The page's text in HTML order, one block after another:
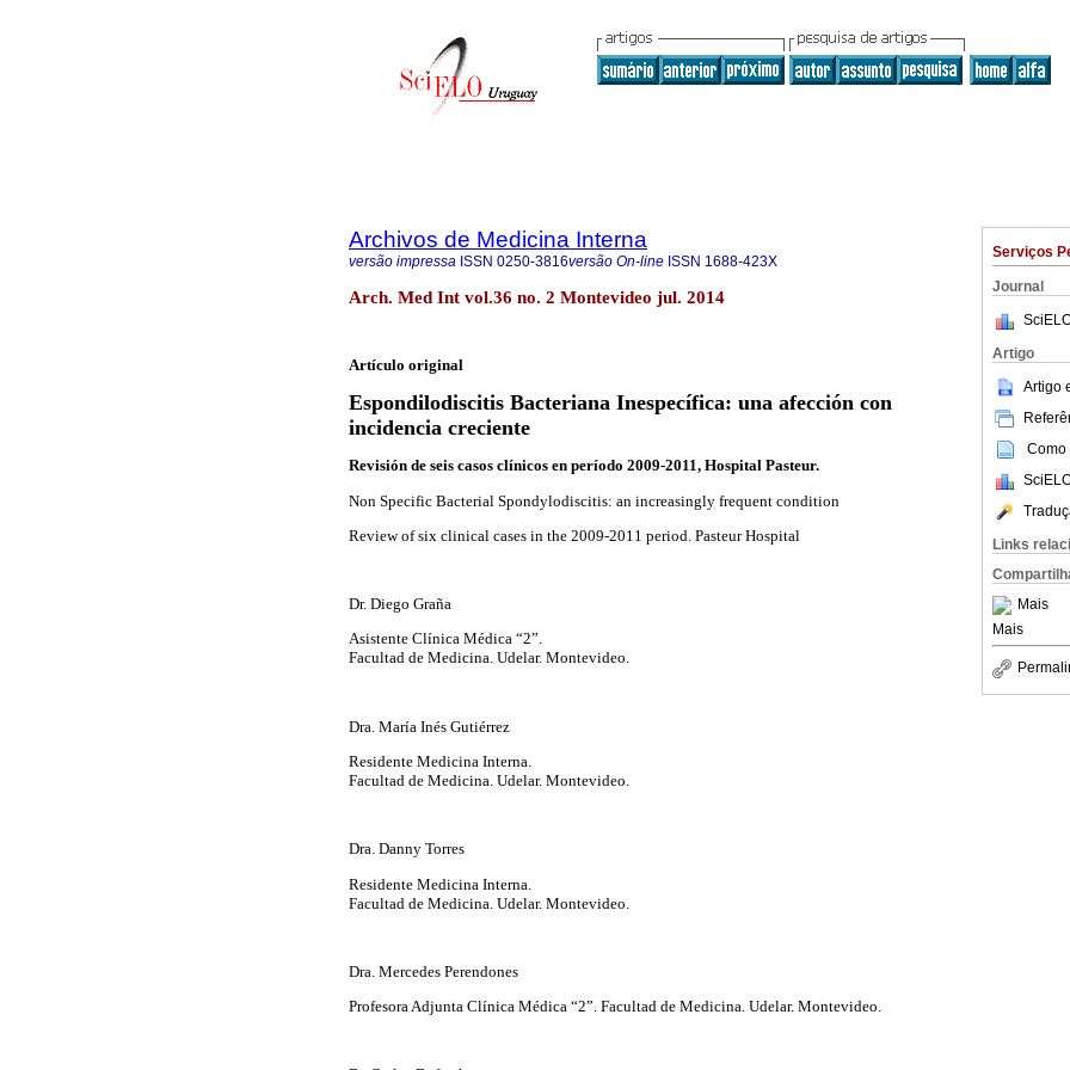
Serviços
Journal
Artigo
Artigo
Como
Links
Mais
Mais
Archivos de Medicina Interna
versão impressa ISSN 0250-3816versão On-line ISSN 1688-423X
Arch. Med Int vol.36 no. 2 Montevideo jul. 2014
Artículo original
Espondilodiscitis Bacteriana Inespecífica: una afección con
incidencia creciente
Revisión de seis casos clínicos en período 2009-2011, Hospital Pasteur.
Non Specific Bacterial Spondylodiscitis: an increasingly frequent condition
Reviewof six clinical cases in the 2009-2011 period. Pasteur Hospital
Dr. Diego Graña
Asistente Clínica Médica “2”.
Facultad de Medicina. Udelar. Montevideo.
Dra. María Inés Gutiérrez
Residente Medicina Interna.
Facultad de Medicina. Udelar. Montevideo.
Dra. Danny Torres
Residente Medicina Interna.
Facultad de Medicina. Udelar. Montevideo.
Dra. Mercedes Perendones
Profesora Adjunta Clínica Médica “2”. Facultad de Medicina. Udelar. Montevideo.